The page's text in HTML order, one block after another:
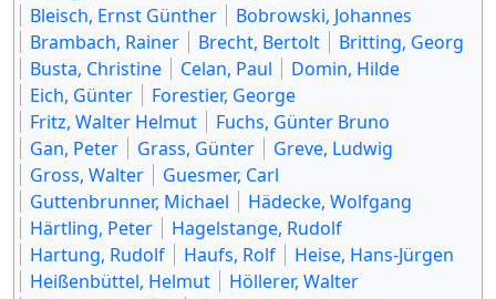
Bleisch, Ernst Günther
Bobrowski, Johannes
Brambach, Rainer
Brecht, Bertolt
Britting, Georg
Busta, Christine
Celan, Paul
Domin, Hilde
Eich, Günter
Forestier, George
Fritz, Walter Helmut
Fuchs, Günter Bruno
Gan, Peter
Grass, Günter
Greve, Ludwig
Gross, Walter
Guesmer, Carl
Guttenbrunner, Michael
Hädecke, Wolfgang
Härtling, Peter
Hagelstange, Rudolf
Hartung, Rudolf
Haufs, Rolf
Heise, Hans-Jürgen
Heißenbüttel, Helmut
Höllerer, Walter